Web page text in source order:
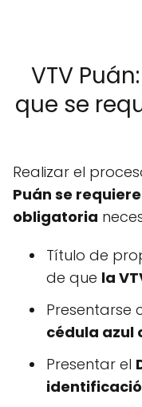
VTV
que se
Realizar el
Puán se
obligatoria
Título de
de que la
Presentarse
cédula azul
Presentar el